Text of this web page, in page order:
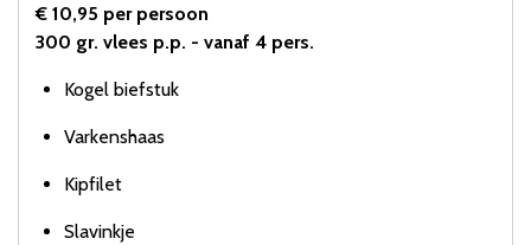
€ 10,95 per persoon
300 gr. vlees p.p. - vanaf 4 pers.
Kogel biefstuk
Varkenshaas
Kipfilet
Slavinkje